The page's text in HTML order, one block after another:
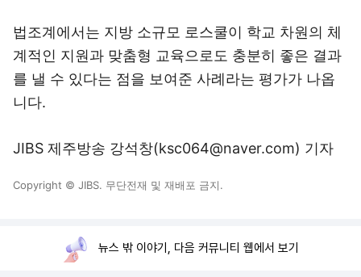
법조계에서는 지방 소규모 로스쿨이 학교 차원의 체
계적인 지원과 맞춤형 교육으로도 충분히 좋은 결과
를 낼 수 있다는 점을 보여준 사례라는 평가가 나옵
니다.
JIBS 제주방송 강석창(ksc064@naver.com) 기자
Copyright © JIBS. 무단전재 및 재배포 금지.
뉴스 밖 이야기, 다음 커뮤니티 웹에서 보기